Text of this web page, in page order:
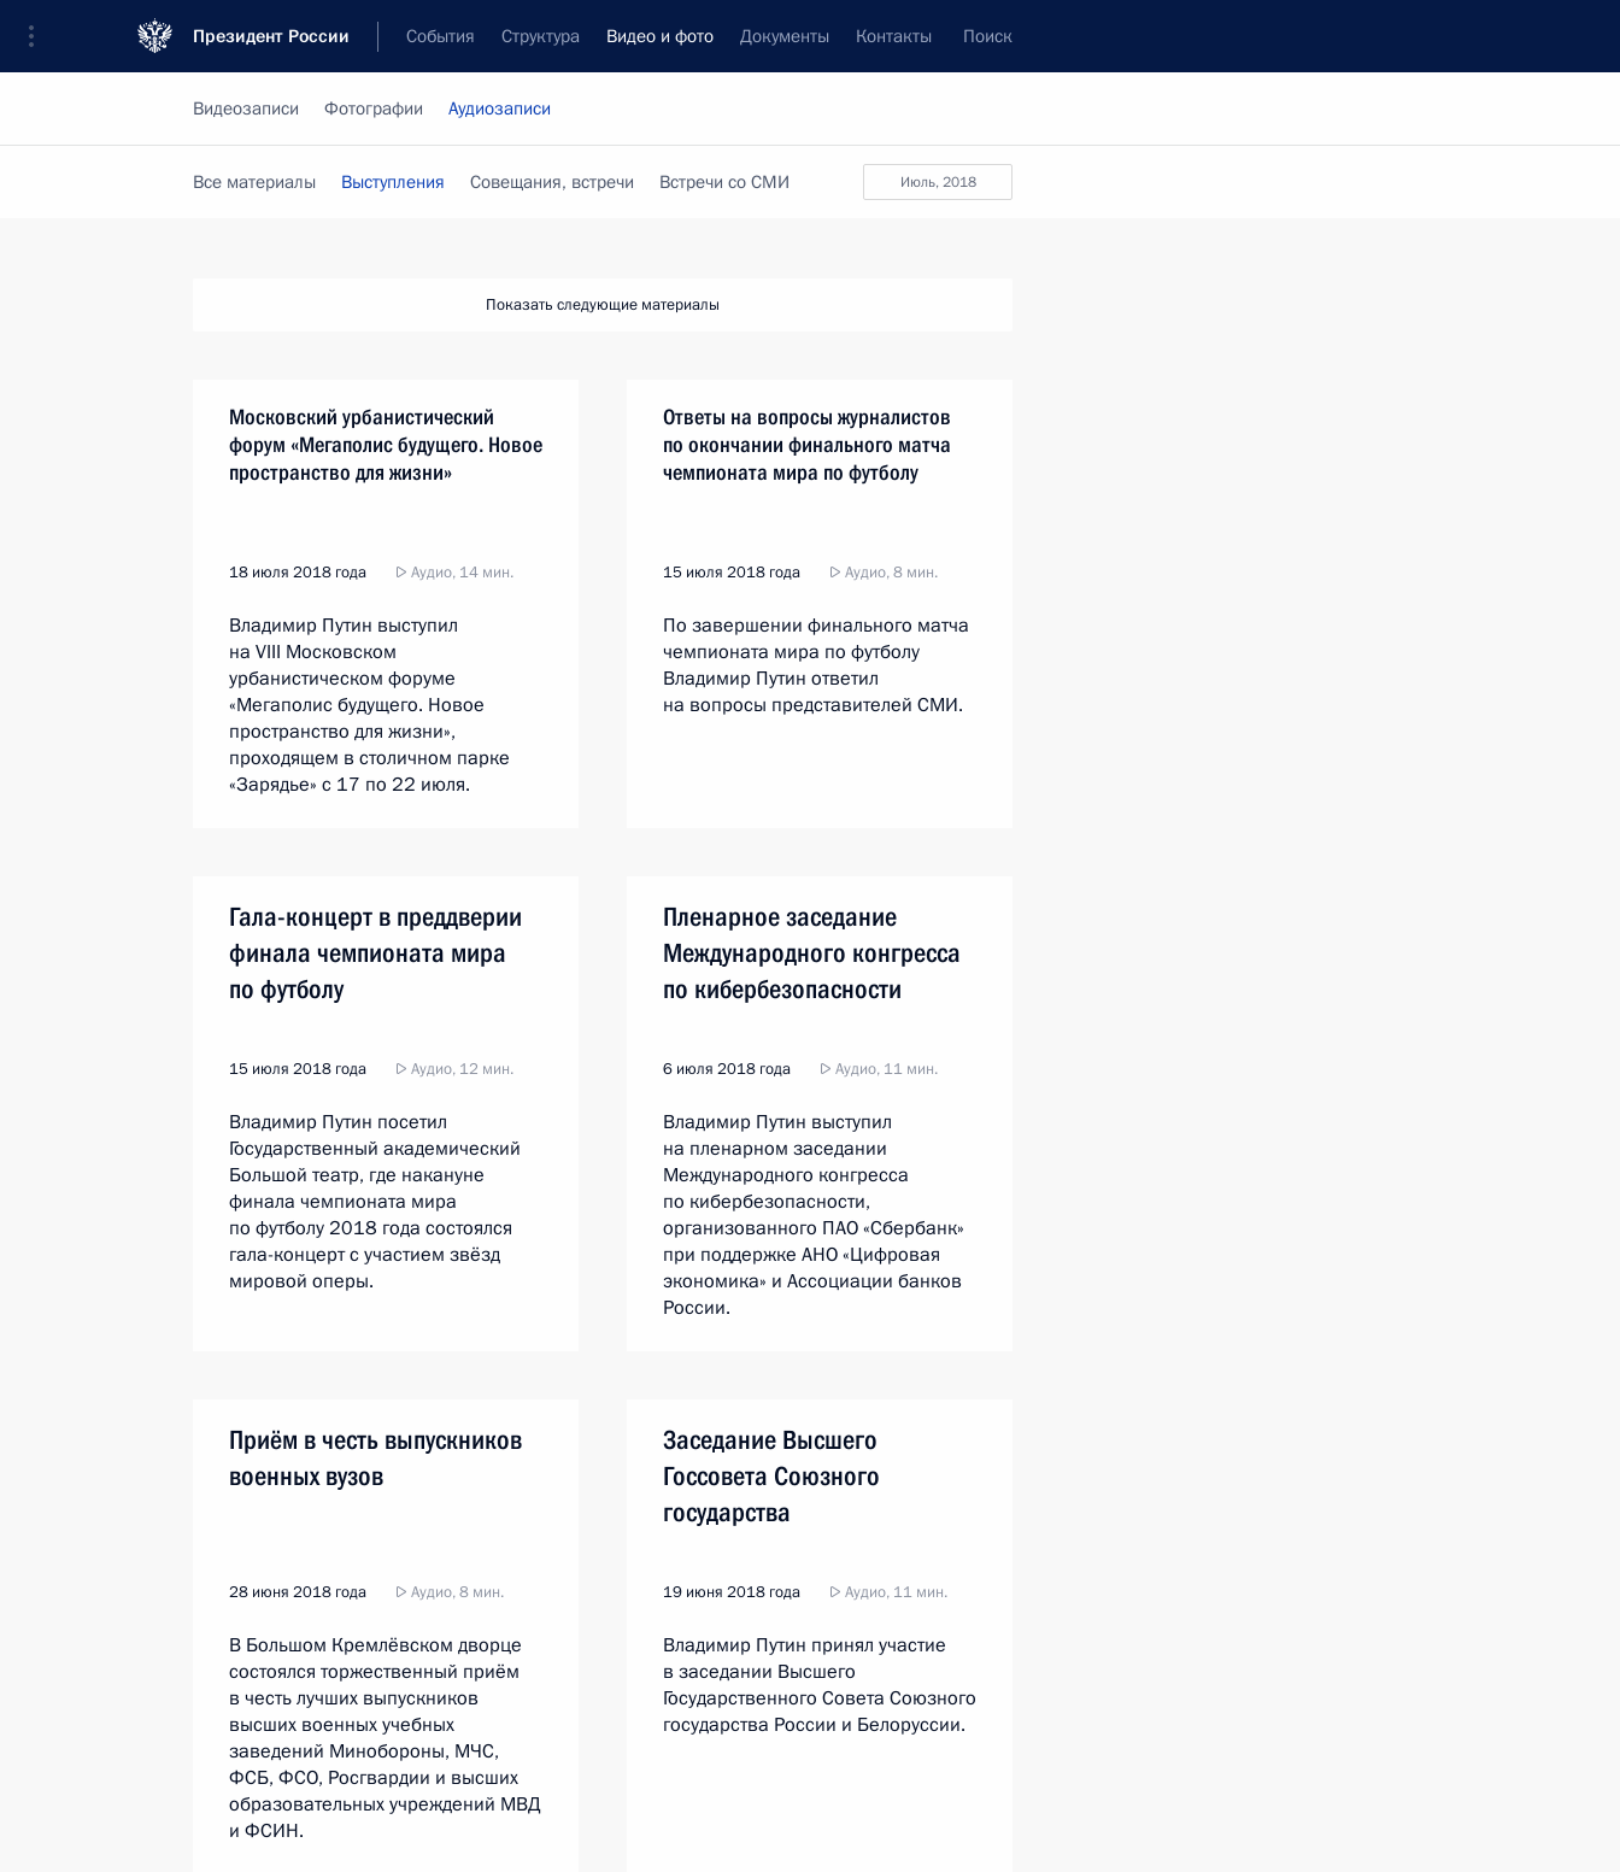
Президент России События Структура Видео и фото Документы Контакты Поиск
Видеозаписи Фотографии Аудиозаписи
июль, 2018
Все материалы Выступления Совещания, встречи Встречи со СМИ
Показать следующие материалы
Московский урбанистический
форум «Мегаполис будущего. Новое
пространство для жизни»
18 июля 2018 года Аудио, 14 мин.
Владимир Путин выступил
на VIII Московском
урбанистическом форуме
«Мегаполис будущего. Новое
пространство для жизни»,
проходящем в столичном парке
«Зарядье» с 17 по 22 июля.
Ответы на вопросы журналистов
по окончании финального матча
чемпионата мира по футболу
15 июля 2018 года Аудио, 8 мин.
По завершении финального матча
чемпионата мира по футболу
Владимир Путин ответил
на вопросы представителей СМИ.
Гала-концерт в преддверии
финала чемпионата мира
по футболу
15 июля 2018 года Аудио, 12 мин.
Владимир Путин посетил
Государственный академический
Большой театр, где накануне
финала чемпионата мира
по футболу 2018 года состоялся
гала-концерт с участием звёзд
мировой оперы.
Пленарное заседание
Международного конгресса
по кибербезопасности
6 июля 2018 года Аудио, 11 мин.
Владимир Путин выступил
на пленарном заседании
Международного конгресса
по кибербезопасности,
организованного ПАО «Сбербанк»
при поддержке АНО «Цифровая
экономика» и Ассоциации банков
России.
Приём в честь выпускников
военных вузов
28 июня 2018 года Аудио, 8 мин.
В Большом Кремлёвском дворце
состоялся торжественный приём
в честь лучших выпускников
высших военных учебных
заведений Минобороны, МЧС,
ФСБ, ФСО, Росгвардии и высших
образовательных учреждений МВД
и ФСИН.
Заседание Высшего
Госсовета Союзного
государства
19 июня 2018 года Аудио, 11 мин.
Владимир Путин принял участие
в заседании Высшего
Государственного Совета Союзного
государства России и Белоруссии.